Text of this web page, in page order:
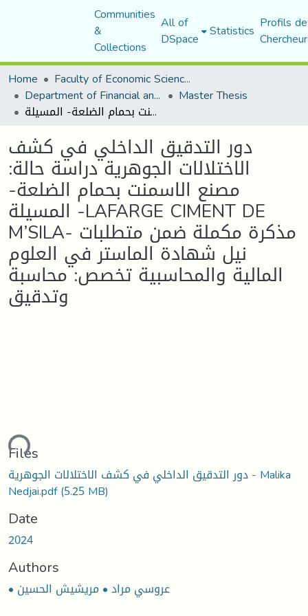
Communities
&
Collections
All of
DSpace Statistics Profils
Home
Faculty of Economic Sciences, Commerce and Management Sciences
Department of Financial and Accounting Sciences Master Thesis
دور التدقيق الداخلي في كشف الاختلالات الجوهرية دراسة حالة: مصنع الاسمنت بحمام الضلعة- المسيلة -LAFARGE CIMENT DE M’SILA- مذكرة مكملة ضمن متطلبات نيل شهادة الماستر في العلوم المالية والمحاسبية تخصص: محاسبة وتدقيق
دور التدقيق الداخلي في كشف
الاختلالات الجوهرية دراسة حالة:
مصنع الاسمنت بحمام الضلعة-
المسيلة -LAFARGE CIMENT DE
M’SILA- مذكرة مكملة ضمن متطلبات
نيل شهادة الماستر في العلوم
المالية والمحاسبية تخصص: محاسبة
وتدقيق
Files
دور التدقيق الداخلي في كشف الاختلالات الجوهرية - Malika
Nedjai.pdf(5.25 MB)
Date
2024
Authors
• عروسي مراد • مريشيش الحسين